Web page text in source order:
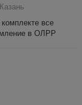
все
в ОЛРР